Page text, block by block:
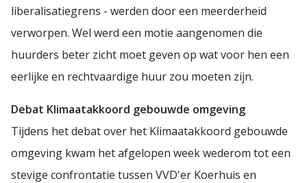
liberalisatiegrens - werden door een meerderheid
verworpen. Wel werd een motie aangenomen die
huurders beter zicht moet geven op wat voor hen een
eerlijke en rechtvaardige huur zou moeten zijn.
Debat Klimaatakkoord gebouwde omgeving
Tijdens het debat over het Klimaatakkoord gebouwde
omgeving kwam het afgelopen week wederom tot een
stevige confrontatie tussen VVD'er Koerhuis en